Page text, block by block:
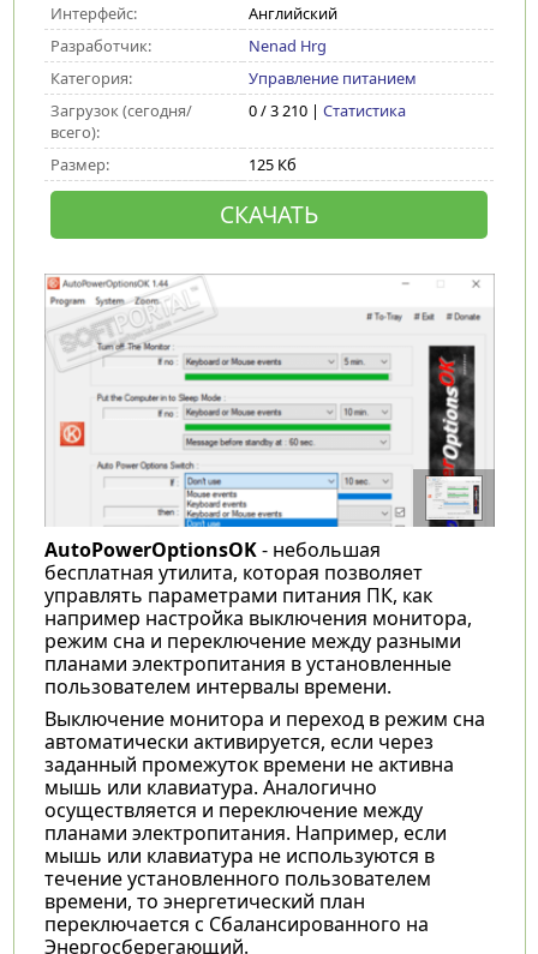
Интерфейс:
Английский
Разработчик:
Nenad Hrg
Категория:
Управление питанием
Загрузок (сегодня/
всего):
0 / 3 210 | Статистика
Размер: 125 Кб
СКАЧАТЬ
AutoPowerOptionsOK- небольшая
бесплатная утилита, которая позволяет
управлять параметрами питания ПК, как
например настройка выключения монитора,
режим сна и переключение между разными
планами электропитания в установленные
пользователем интервалы времени.
Выключение монитора и переход в режим сна
автоматически активируется, если через
заданный промежуток времени не активна
мышь или клавиатура. Аналогично
осуществляется и переключение между
планами электропитания. Например, если
мышь или клавиатура не используются в
течение установленного пользователем
времени, то энергетический план
переключается с Сбалансированного на
Энергосберегающий.